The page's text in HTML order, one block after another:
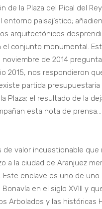
de la Plaza del Pical del
entorno paisajístico;
arquitectónicos
conjunto monumental.
noviembre de 2014
2015, nos respondieron
partida
Plaza; el resultado de la
esta nota de prensa…
de valor incuestionable
a la ciudad de Aranjuez
Este enclave es uno de
en el siglo XVIII y
Arbolados y las históricas